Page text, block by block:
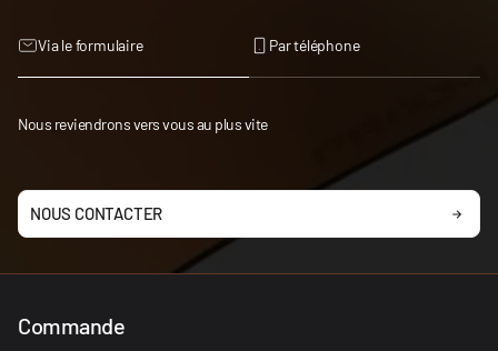
Via le formulaire Par téléphone
Nous reviendrons vers vous au plus vite
NOUS CONTACTER
Commande